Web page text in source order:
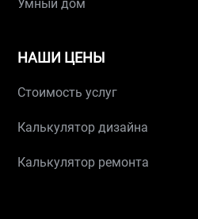
Умный дом
НАШИ ЦЕНЫ
Стоимость услуг
Калькулятор дизайна
Калькулятор ремонта